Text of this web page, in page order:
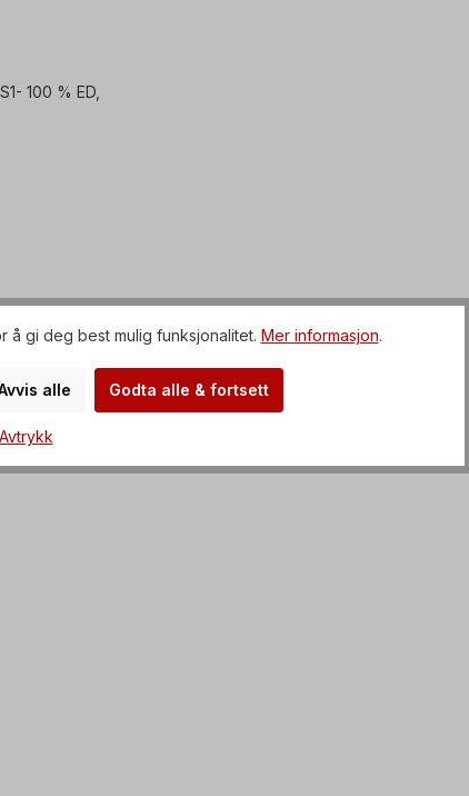
100 % ED,
å gi deg best mulig funksjonalitet. Mer informasjon.
alle Godta alle & fortsett